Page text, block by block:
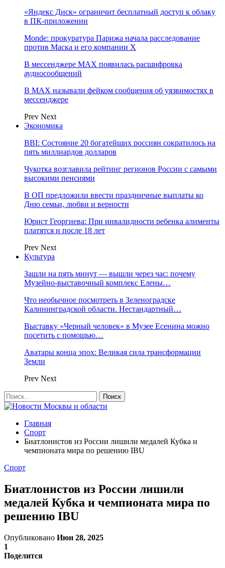
«Яндекс Диск» ограничит бесплатный доступ к облаку
в ПК-приложении
Monde: прокуратура Парижа начала расследование
против Маска и его компании X
В мессенджере MAX появилась расшифровка
аудиосообщений
В МAX называли фейком сообщения об уязвимостях в
мессенджере
Prev Next
Экономика
BBI: Состояние 20 богатейших россиян сократилось на
пять миллиардов долларов
Чукотка возглавила рейтинг регионов России с самыми
высокими пенсиями
В ОП предложили ввести праздничные выплаты ко
Дню семьи, любви и верности
Юрист Георгиева: При инвалидности ребенка алименты
платятся и после 18 лет
Prev Next
Культура
Зашли на пять минут — вышли через час: почему
Музейно-выставочный комплекс Елены…
Что необычное посмотреть в Зеленоградске
Калининградской области. Нестандартный…
Выставку «Черный человек» в Музее Есенина можно
посетить с помощью…
Аватары конца эпох: Великая сила трансформации
Земли
Prev Next
Главная
Спорт
Биатлонистов из России лишили медалей Кубка и
чемпионата мира по решению IBU
Спорт
Биатлонистов из России лишили
медалей Кубка и чемпионата мира по
решению IBU
Опубликовано Июн 28, 2025
1
Поделится